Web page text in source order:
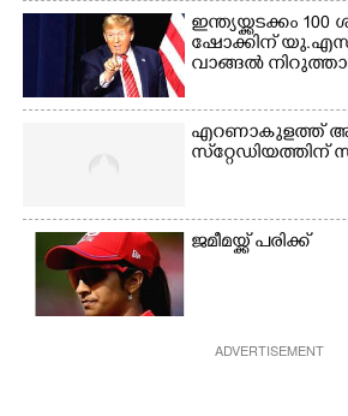
ഇന്ത്യയ്ക്കടക്കം
ഷോക്കിന്
വാങ്ങൽ
എറണാകുളത്ത്
സ്‌റ്റേഡിയത്തിന്
ജമീമയ്ക്ക് പരിക്ക്
ADVERTISEMENT